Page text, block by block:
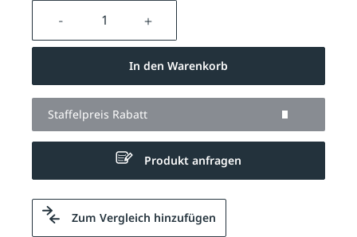
Produkt Anzahl: Gib den
In den Warenkorb
Staffelpreis Rabatt
Produkt anfragen
Zum Vergleich hinzufügen